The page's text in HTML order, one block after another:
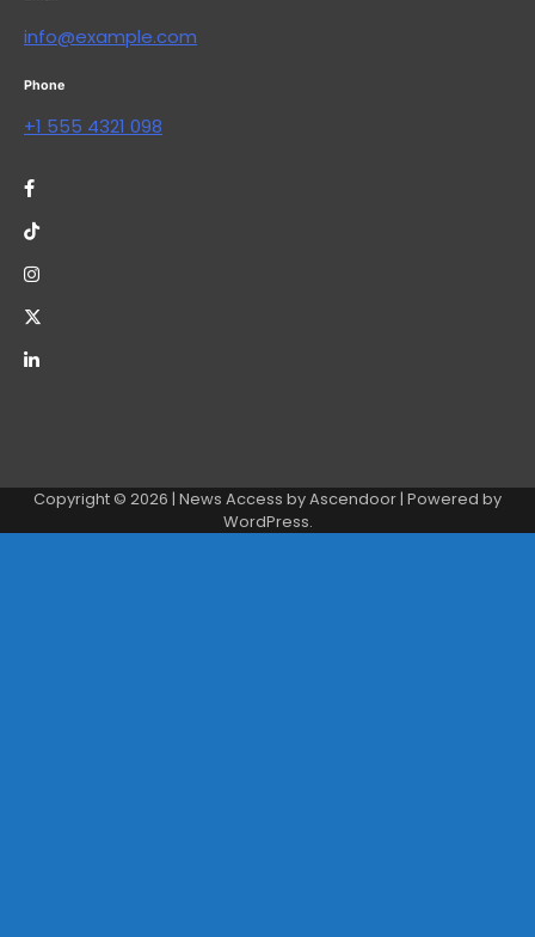
info@example.com
Phone
+1 555 4321 098
Copyright © 2026 | News Access byAscendoor| Powered by
WordPress.